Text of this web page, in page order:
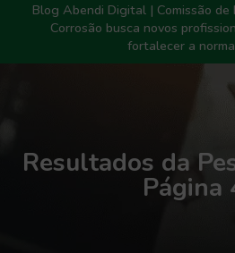
Blog Abendi Digital | Comissão
Corrosão busca novos
fortalecer a
Resultados da
Página